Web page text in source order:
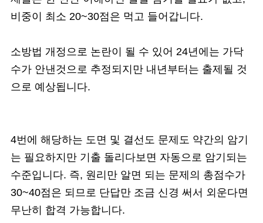
비중이 최소 20~30점은 먹고 들어갑니다.
소방법 개정으로 논란이 될 수 있어 24년에는 가닥
수가 안낸것으로 추정되지만 내년부터는 출제될 것
으로 예상됩니다.
4번에 해당하는 도면 및 결선도 문제도 약간의 암기
는 필요하지만 기출 돌리다보면 자동으로 암기되는
수준입니다. 즉, 원리만 알면 되는 문제의 총점수가
30~40점은 되므로 단답만 조금 신경 써서 외운다면
무난히 합격 가능합니다.